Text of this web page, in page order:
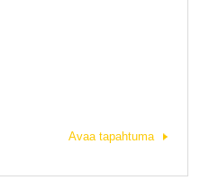
Avaa tapahtuma